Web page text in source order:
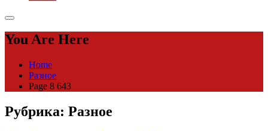
You Are Here
Home
Разное
Page 8 643
Рубрика: Разное